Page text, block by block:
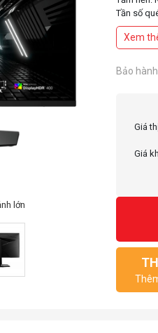
lớn
Tần số
Thời gian
Độ sáng:
Tương
Xem
Bảo
Giá
Giá